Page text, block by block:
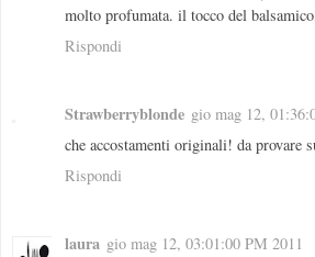
molto profumata. il tocco del
Rispondi
Strawberryblonde gio mag 12,
che accostamenti originali! da provare
Rispondi
laura gio mag 12, 03:01:00 PM 2011